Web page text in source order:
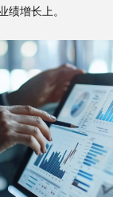
绩增长上。